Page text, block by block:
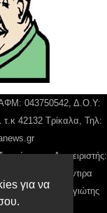
για να
ΑΦΜ: 043750542, Δ.Ο.Υ:
42132 Τρίκαλα, Τηλ:
και Διαχειριστής:
Διευθύντιρα
name Παναγιώτης